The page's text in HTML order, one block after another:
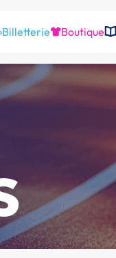
Billetterie Boutique